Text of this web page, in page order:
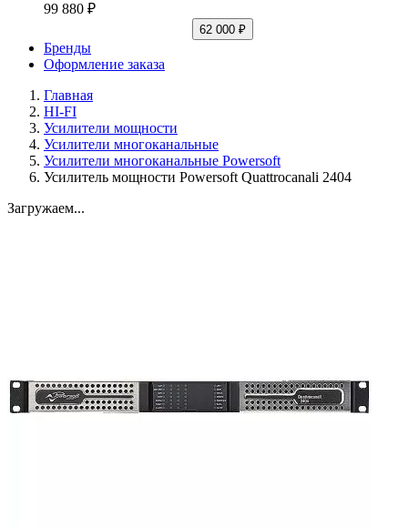
99 880 ₽
62 000 ₽
Бренды
Оформление заказа
Главная
HI-FI
Усилители мощности
Усилители многоканальные
Усилители многоканальные Powersoft
Усилитель мощности Powersoft Quattrocanali 2404
Загружаем...